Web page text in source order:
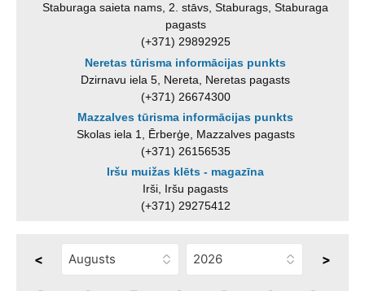
Staburaga saieta nams, 2. stāvs, Staburags, Staburaga
pagasts
(+371) 29892925
Neretas tūrisma informācijas punkts
Dzirnavu iela 5, Nereta, Neretas pagasts
(+371) 26674300
Mazzalves tūrisma informācijas punkts
Skolas iela 1, Ērberģe, Mazzalves pagasts
(+371) 26156535
Iršu muižas klēts - magazīna
Irši, Iršu pagasts
(+371) 29275412
< >